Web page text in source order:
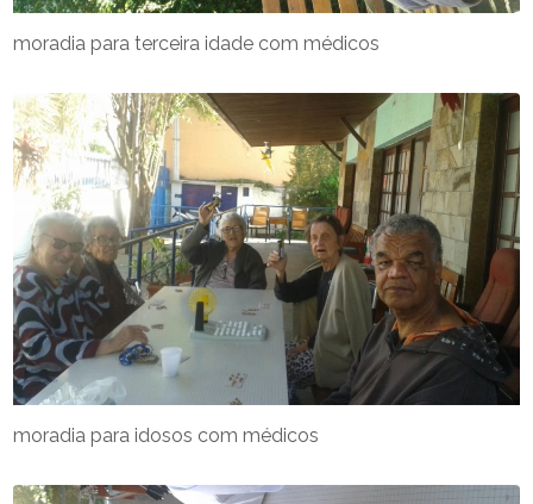
moradia para terceira idade com médicos
moradia para idosos com médicos